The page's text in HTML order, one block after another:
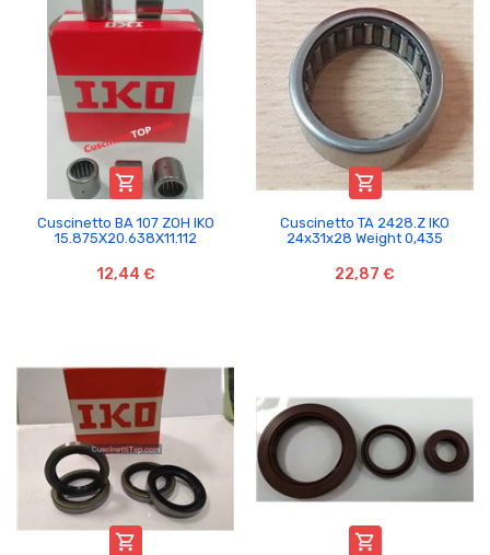

Cuscinetto BA 107 ZOH IKO
15.875X20.638X11.112
12,44 €

Cuscinetto TA 2428.Z IKO
24x31x28 Weight 0,435
22,87 €
 